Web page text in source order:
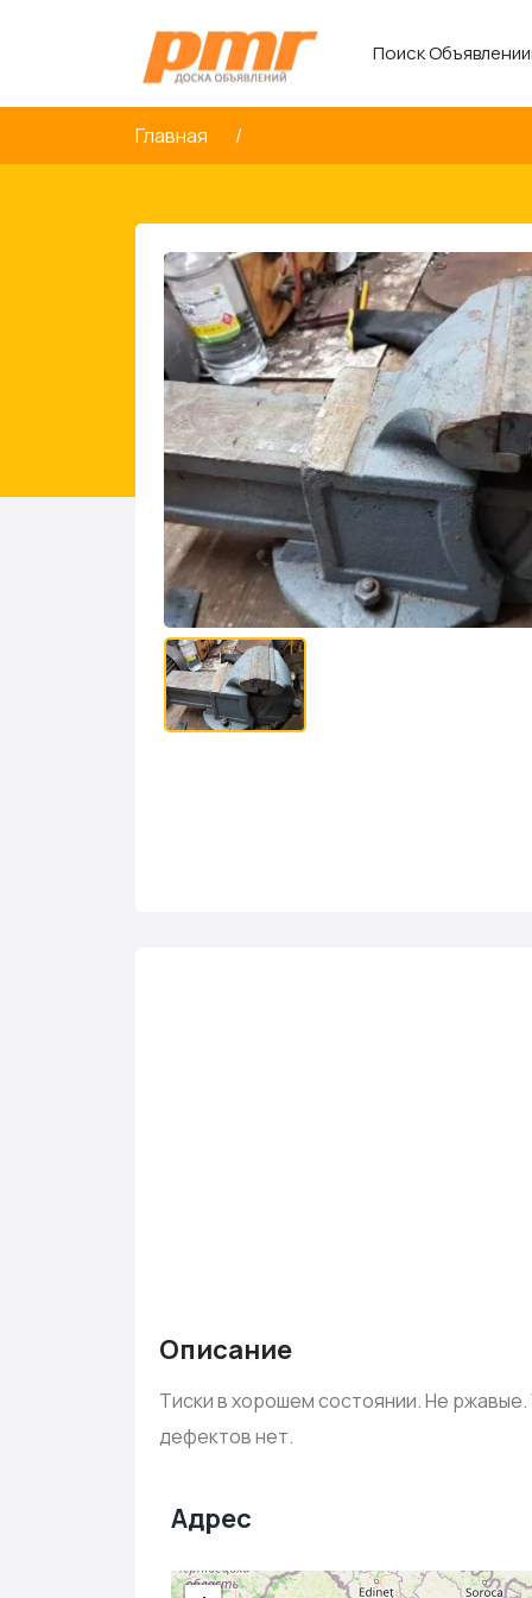
Поиск
Главная
Описание
Тиски в хорошем состоянии. Не
дефектов нет.
Адрес